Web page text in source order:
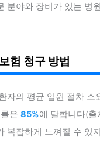
분야와 장비가 있는 병
험 청구 방법
자의 평균 입원 절차
률은85%에 달합니다(출
복잡하게 느껴질 수 있